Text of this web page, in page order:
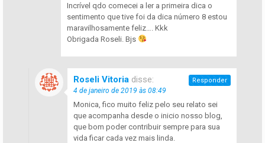
Incrível qdo comecei a ler a primeira dica o
sentimento que tive foi da dica número 8 estou
maravilhosamente feliz…. Kkk
Obrigada Roseli. Bjs
Roseli Vitoria disse:
4 de janeiro de 2019 às 08:49
Monica, fico muito feliz pelo seu relato sei
que acompanha desde o inicio nosso blog,
que bom poder contribuir sempre para sua
vida ficar cada vez mais linda.
Responder